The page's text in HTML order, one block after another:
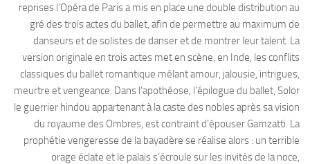
reprises l’Opéra de Paris a mis en place une double distribution au
gré des trois actes du ballet, afin de permettre au maximum de
danseurs et de solistes de danser et de montrer leur talent. La
version originale en trois actes met en scène, en Inde, les conflits
classiques du ballet romantique mêlant amour, jalousie, intrigues,
meurtre et vengeance. Dans l’apothéose, l’épilogue du ballet, Solor
le guerrier hindou appartenant à la caste des nobles après sa vision
du royaume des Ombres, est contraint d’épouser Gamzatti. La
prophétie vengeresse de la bayadère se réalise alors : un terrible
orage éclate et le palais s’écroule sur les invités de la noce,